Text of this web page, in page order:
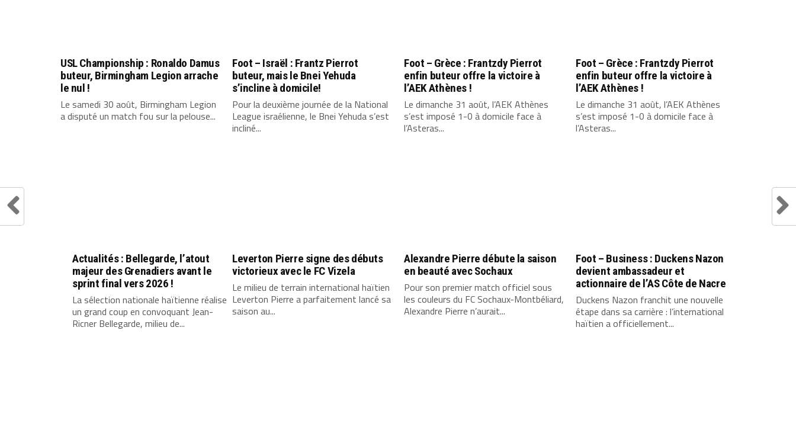
USL Championship : Ronaldo Damus
buteur, Birmingham Legion arrache
le nul !
Le samedi 30 août, Birmingham Legion
a disputé un match fou sur la pelouse...
Foot – Israël : Frantz Pierrot
buteur, mais le Bnei Yehuda
s’incline à domicile!
Pour la deuxième journée de la National
League israélienne, le Bnei Yehuda s’est
incliné...
Foot – Grèce : Frantzdy Pierrot
enfin buteur offre la victoire à
l’AEK Athènes !
Le dimanche 31 août, l’AEK Athènes
s’est imposé 1-0 à domicile face à
l’Asteras...
Foot – Grèce : Frantzdy Pierrot
enfin buteur offre la victoire à
l’AEK Athènes !
Le dimanche 31 août, l’AEK Athènes
s’est imposé 1-0 à domicile face à
l’Asteras...
Actualités : Bellegarde, l’atout
majeur des Grenadiers avant le
sprint final vers 2026 !
La sélection nationale haïtienne réalise
un grand coup en convoquant Jean-
Ricner Bellegarde, milieu de...
Leverton Pierre signe des débuts
victorieux avec le FC Vizela
Le milieu de terrain international haïtien
Leverton Pierre a parfaitement lancé sa
saison au...
Alexandre Pierre débute la saison
en beauté avec Sochaux
Pour son premier match officiel sous
les couleurs du FC Sochaux-Montbéliard,
Alexandre Pierre n’aurait...
Foot – Business : Duckens Nazon
devient ambassadeur et
actionnaire de l’AS Côte de Nacre
Duckens Nazon franchit une nouvelle
étape dans sa carrière : l’international
haïtien a officiellement...